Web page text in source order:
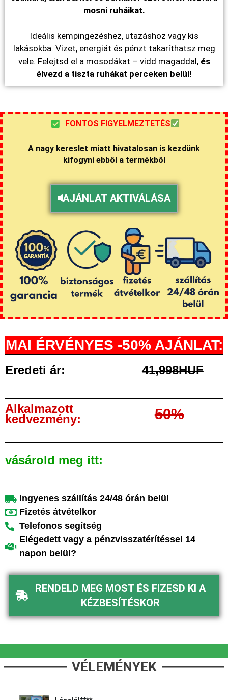
mosni ruháikat.
Ideális kempingezéshez, utazáshoz vagy kis
lakásokba. Vizet, energiát és pénzt takaríthatsz meg
vele. Felejtsd el a mosodákat – vidd magaddal, és
élvezd a tiszta ruhákat perceken belül!
FONTOS FIGYELMEZTETÉS
A nagy kereslet miatt hivatalosan is kezdünk
kifogyni ebből a termékből
AJÁNLAT AKTIVÁLÁSA
MAI ÉRVÉNYES -50% AJÁNLAT:
Eredeti ár: 41,998HUF
Alkalmazott
kedvezmény: 50%
vásárold meg itt:
Ingyenes szállítás 24/48 órán belül
Fizetés átvételkor
Telefonos segítség
Elégedett vagy a pénzvisszatérítéssel 14
napon belül?
RENDELD MEG MOST ÉS FIZESD KI A
KÉZBESÍTÉSKOR
VÉLEMÉNYEK